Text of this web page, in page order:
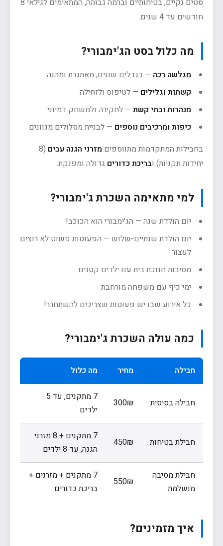
סטים נקיים, בטיחותיים וברמה גבוהה, המתאימים לגילאי 8
חודשים עד 4 שנים.
מה כלול בסט הג'ימבורי?
מגלשה רכה — בגדלים שונים, מאתגרת ומהנה
קשתות וגלילים — לטיפוס ולזחילה
מנהרות ובתי קשת — לחקירה ולמשחק דמיוני
כיפות ומרכיבים נוספים — לבניית מסלולים מגוונים
בחבילות המתקדמות מתווספים מזרני הגנה עבים (8
יחידות תקניות) ובריכת כדורים גדולה ומפנקת.
למי מתאימה השכרת ג'ימבורי?
יום הולדת שנה — הג'ימבורי הוא הכוכב!
יום הולדת שנתיים-שלוש — הפעוטות פשוט לא רוצים
לעצור
מסיבות חנוכת בית עם ילדים קטנים
ימי כיף עם משפחה מורחבת
כל אירוע שבו יש פעוטות שצריכים להשתחרר!
כמה עולה השכרת ג'ימבורי?
חבילה מחיר מה כלול
חבילה בסיסית 300₪
7 מתקנים, עד 5
ילדים
חבילת בטיחות 450₪
7 מתקנים + 8 מזרני
הגנה, עד 8 ילדים
חבילת מסיבה
מושלמת
550₪
7 מתקנים + מזרנים +
בריכת כדורים
איך מזמינים?